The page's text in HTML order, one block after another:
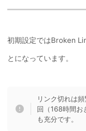
初期設定ではBroken
とになっています。
リンク切れは
回（168時間お
も充分です。